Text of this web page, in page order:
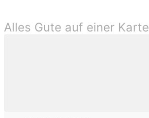
Alles Gute auf einer Karte